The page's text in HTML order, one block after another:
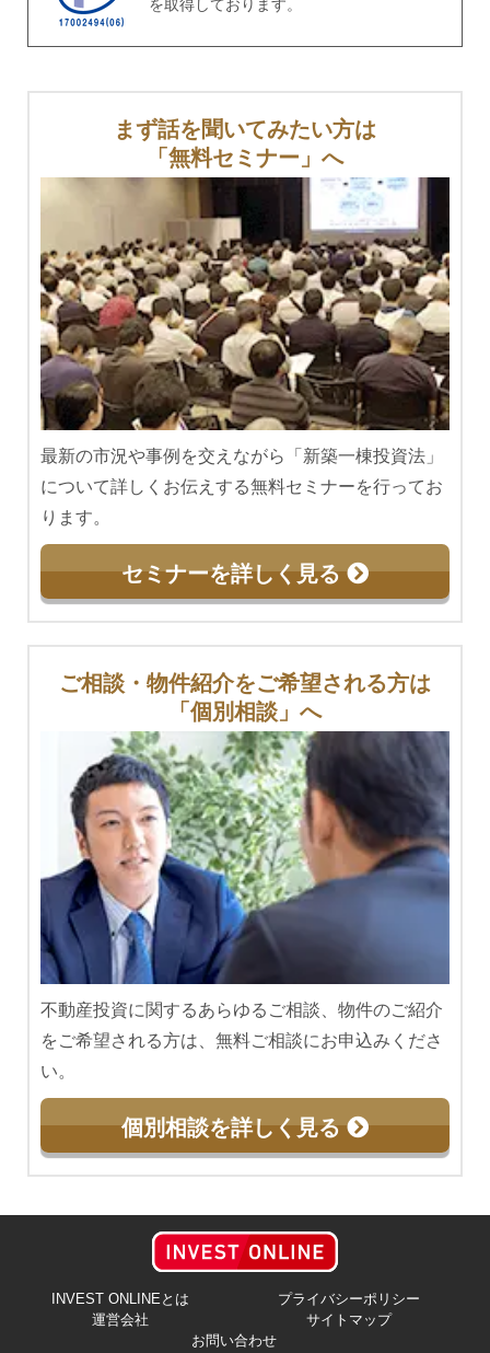
を取得しております。
まず話を聞いてみたい方は
「無料セミナー」へ
最新の市況や事例を交えながら「新築一棟投資法」
について詳しくお伝えする無料セミナーを行ってお
ります。
セミナーを詳しく見る
ご相談・物件紹介をご希望される方は
「個別相談」へ
不動産投資に関するあらゆるご相談、物件のご紹介
をご希望される方は、無料ご相談にお申込みくださ
い。
個別相談を詳しく見る
INVEST ONLINEとは
プライバシーポリシー
運営会社
サイトマップ
お問い合わせ